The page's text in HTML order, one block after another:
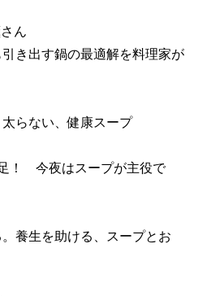
ん
き出す鍋の最適解を料理家が
らない、健康スープ
！ 今夜はスープが主役で
養生を助ける、スープとお